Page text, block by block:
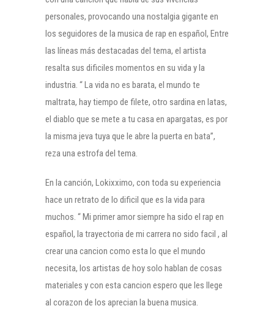
personales, provocando una nostalgia gigante en
los seguidores de la musica de rap en español, Entre
las líneas más destacadas del tema, el artista
resalta sus dificiles momentos en su vida y la
industria. “ La vida no es barata, el mundo te
maltrata, hay tiempo de filete, otro sardina en latas,
el diablo que se mete a tu casa en apargatas, es por
la misma jeva tuya que le abre la puerta en bata”,
reza una estrofa del tema.
En la canción, Lokixximo, con toda su experiencia
hace un retrato de lo dificil que es la vida para
muchos. “ Mi primer amor siempre ha sido el rap en
español, la trayectoria de mi carrera no sido facil , al
crear una cancion como esta lo que el mundo
necesita, los artistas de hoy solo hablan de cosas
materiales y con esta cancion espero que les llege
al corazon de los aprecian la buena musica.